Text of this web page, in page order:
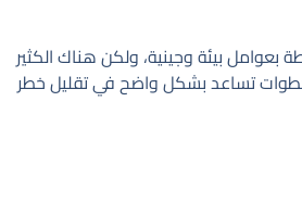
بيئة وجينية، ولكن هناك الكثير
تساعد بشكل واضح في تقليل خطر